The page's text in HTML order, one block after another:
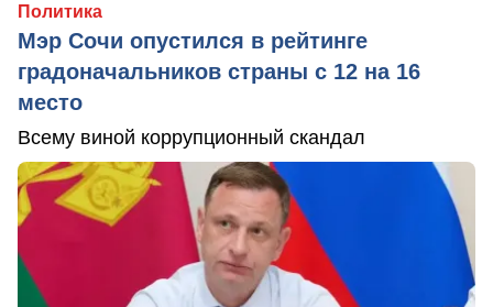
Политика
Мэр Сочи опустился в рейтинге
градоначальников страны с 12 на 16
место
Всему виной коррупционный скандал